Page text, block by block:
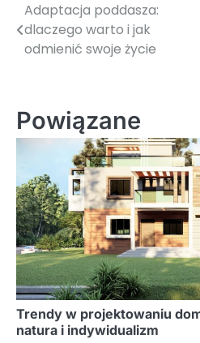
Nawigacja
wpisu
Adaptacja poddasza:
dlaczego warto i jak
odmienić swoje życie
Powiązane
Trendy w projektowaniu
natura i indywidualizm